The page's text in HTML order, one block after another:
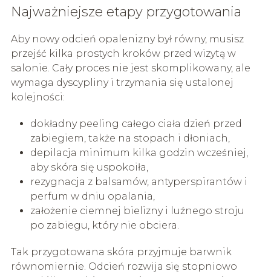
Najważniejsze etapy przygotowania
Aby nowy odcień opalenizny był równy, musisz
przejść kilka prostych kroków przed wizytą w
salonie. Cały proces nie jest skomplikowany, ale
wymaga dyscypliny i trzymania się ustalonej
kolejności:
dokładny peeling całego ciała dzień przed
zabiegiem, także na stopach i dłoniach,
depilacja minimum kilka godzin wcześniej,
aby skóra się uspokoiła,
rezygnacja z balsamów, antyperspirantów i
perfum w dniu opalania,
założenie ciemnej bielizny i luźnego stroju
po zabiegu, który nie obciera.
Tak przygotowana skóra przyjmuje barwnik
równomiernie. Odcień rozwija się stopniowo